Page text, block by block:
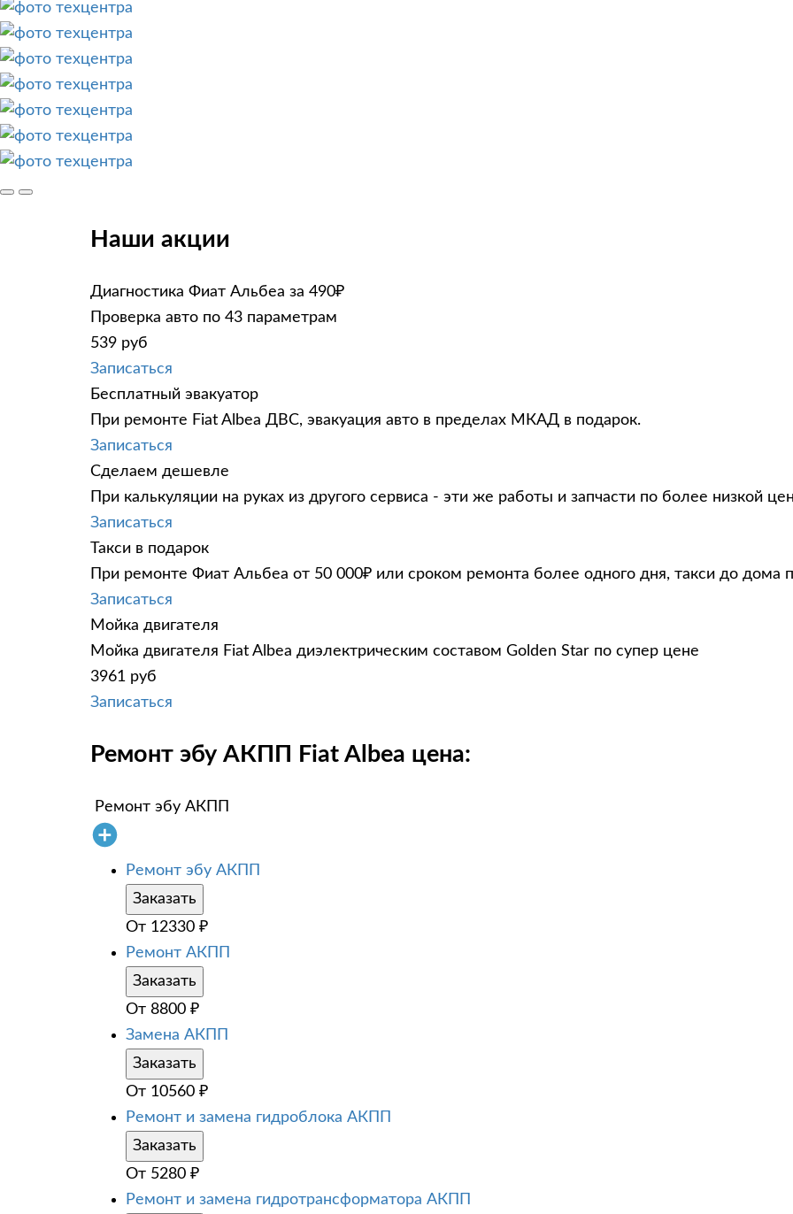
Наши акции
Диагностика Фиат Альбеа за 490₽
Проверка авто по 43 параметрам
539 руб
Записаться
Бесплатный эвакуатор
При ремонте Fiat Albea ДВС, эвакуация авто в пределах МКАД в подарок.
Записаться
Сделаем дешевле
При калькуляции на руках из другого сервиса - эти же работы и запчасти по более низкой
Записаться
Такси в подарок
При ремонте Фиат Альбеа от 50 000₽ или сроком ремонта более одного дня, такси до дома
Записаться
Мойка двигателя
Мойка двигателя Fiat Albea диэлектрическим составом Golden Star по супер цене
3961 руб
Записаться
Ремонт эбу АКПП Fiat Albea цена:
Ремонт эбу АКПП
Ремонт эбу АКПП
Заказать
От 12330 ₽
Ремонт АКПП
Заказать
От 8800 ₽
Замена АКПП
Заказать
От 10560 ₽
Ремонт и замена гидроблока АКПП
Заказать
От 5280 ₽
Ремонт и замена гидротрансформатора АКПП